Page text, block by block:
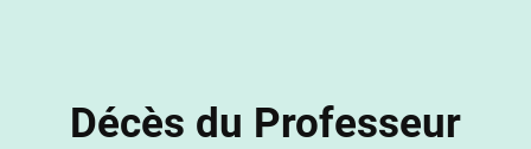
Décès du Professeur